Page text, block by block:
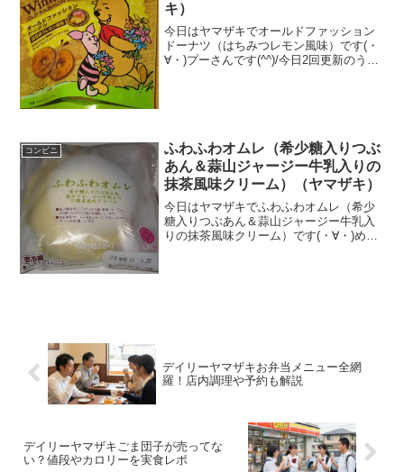
キ）
今日はヤマザキでオールドファッション
ドーナツ（はちみつレモン風味）です(・
∀・)プーさんです(^^)/今日2回更新のうち
コンビニ
ふわふわオムレ（希少糖入りつぶ
あん＆蒜山ジャージー牛乳入りの
抹茶風味クリーム）（ヤマザキ）
今日はヤマザキでふわふわオムレ（希少
糖入りつぶあん＆蒜山ジャージー牛乳入
りの抹茶風味クリーム）です(・∀・)めっ
デイリーヤマザキお弁当メニュー全網
羅！店内調理や予約も解説
デイリーヤマザキごま団子が売ってな
い？値段やカロリーを実食レポ